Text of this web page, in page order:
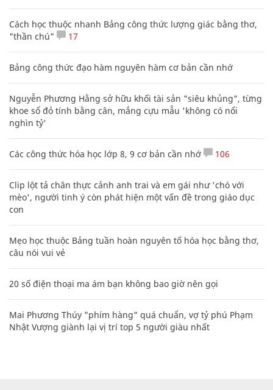
Cách học thuộc nhanh Bảng công thức lượng giác bằng thơ,
"thần chú"
17
Bảng công thức đạo hàm nguyên hàm cơ bản cần nhớ
Nguyễn Phương Hằng sở hữu khối tài sản "siêu khủng", từng
khoe sổ đỏ tính bằng cân, mắng cựu mẫu 'không có nổi
nghìn tỷ'
Các công thức hóa học lớp 8, 9 cơ bản cần nhớ 106
Clip lột tả chân thực cảnh anh trai và em gái như 'chó với
mèo', người tinh ý còn phát hiện một vấn đề trong giáo dục
con
Mẹo học thuộc Bảng tuần hoàn nguyên tố hóa học bằng thơ,
câu nói vui vẻ
20 số điện thoại ma ám bạn không bao giờ nên gọi
Mai Phương Thúy "phím hàng" quá chuẩn, vợ tỷ phú Phạm
Nhật Vượng giành lại vị trí top 5 người giàu nhất